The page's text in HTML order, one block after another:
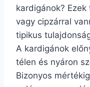
kardigánok?
vagy cipzárral
tipikus
A kardigánok
télen és nyáron
Bizonyos